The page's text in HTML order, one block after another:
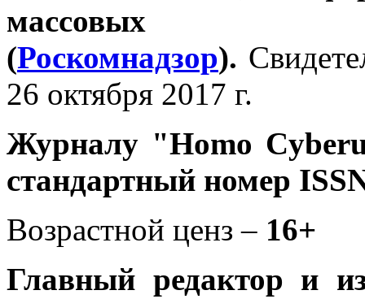
массовых
(Роскомнадзор).
26 октября 2017 г.
Журналу "Homo
стандартный номер
Возрастной ценз – 16+
Главный редактор и